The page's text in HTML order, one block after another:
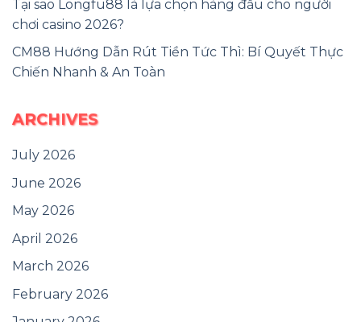
Tại sao Longfu88 là lựa chọn hàng đầu cho người
chơi casino 2026?
CM88 Hướng Dẫn Rút Tiền Tức Thì: Bí Quyết Thực
Chiến Nhanh & An Toàn
ARCHIVES
July 2026
June 2026
May 2026
April 2026
March 2026
February 2026